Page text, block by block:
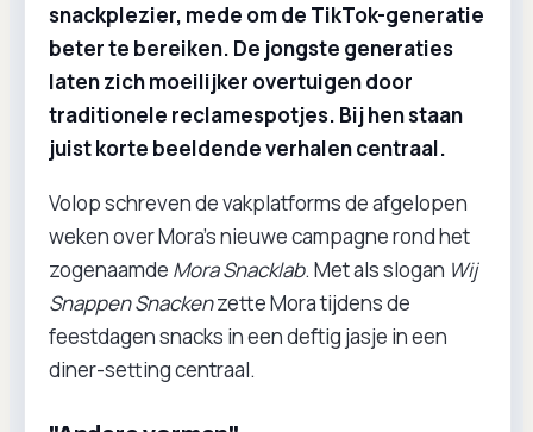
snackplezier, mede om de TikTok-generatie
beter te bereiken. De jongste generaties
laten zich moeilijker overtuigen door
traditionele reclamespotjes. Bij hen staan
juist korte beeldende verhalen centraal.
Volop schreven de vakplatforms de afgelopen
weken over Mora’s nieuwe campagne rond het
zogenaamde Mora Snacklab. Met als slogan Wij
Snappen Snackenzette Mora tijdens de
feestdagen snacks in een deftig jasje in een
diner-setting centraal.